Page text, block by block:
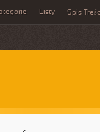
Listy Spis